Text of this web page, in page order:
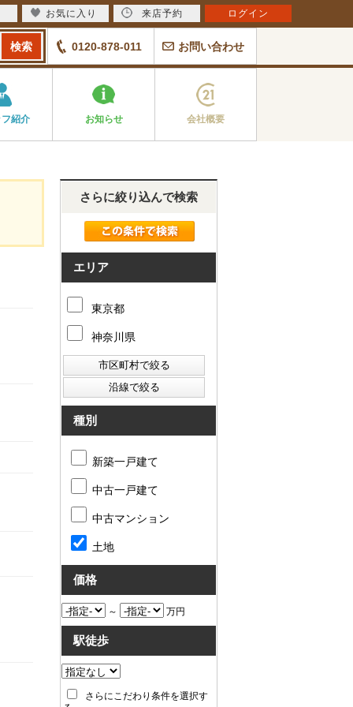
0120-878-011 お問い合わせ
紹介 お知らせ 会社概要
さらに絞り込んで検索
エリア
東京都
神奈川県
種別
新築一戸建て
中古一戸建て
中古マンション
土地
価格
～ 万円
駅徒歩
さらにこだわり条件を選択す
お気に入り 来店予約 ログイン